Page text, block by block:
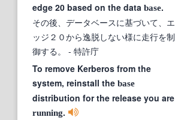
edge 20 based on the data base.
その後、データベースに基づいて、エ
ッジ２０から逸脱しない様に走行を制
御する。
- 特許庁
To remove Kerberos from the
system, reinstall the base
distribution for the release you are
running.